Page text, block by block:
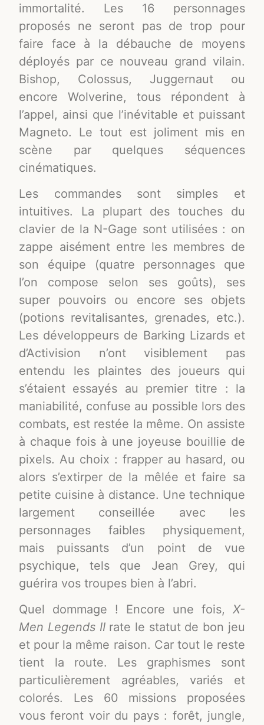
immortalité. Les 16 personnages
proposés ne seront pas de trop pour
faire face à la débauche de moyens
déployés par ce nouveau grand vilain.
Bishop, Colossus, Juggernaut ou
encore Wolverine, tous répondent à
l’appel, ainsi que l’inévitable et puissant
Magneto. Le tout est joliment mis en
scène par quelques séquences
cinématiques.
Les commandes sont simples et
intuitives. La plupart des touches du
clavier de la N-Gage sont utilisées : on
zappe aisément entre les membres de
son équipe (quatre personnages que
l’on compose selon ses goûts), ses
super pouvoirs ou encore ses objets
(potions revitalisantes, grenades, etc.).
Les développeurs de Barking Lizards et
d’Activision n’ont visiblement pas
entendu les plaintes des joueurs qui
s’étaient essayés au premier titre : la
maniabilité, confuse au possible lors des
combats, est restée la même. On assiste
à chaque fois à une joyeuse bouillie de
pixels. Au choix : frapper au hasard, ou
alors s’extirper de la mêlée et faire sa
petite cuisine à distance. Une technique
largement conseillée avec les
personnages faibles physiquement,
mais puissants d’un point de vue
psychique, tels que Jean Grey, qui
guérira vos troupes bien à l’abri.
Quel dommage ! Encore une fois, X-
Men Legends IIrate le statut de bon jeu
et pour la même raison. Car tout le reste
tient la route. Les graphismes sont
particulièrement agréables, variés et
colorés. Les 60 missions proposées
vous feront voir du pays : forêt, jungle,